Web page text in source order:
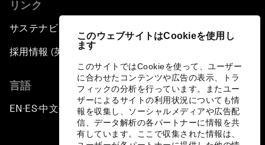
このウェブサイトはCookieを使用し
ます
このサイトではCookieを使って、ユーザー
に合わせたコンテンツや広告の表示、トラ
フィックの分析を行っています。またユー
ザーによるサイトの利用状況についても情
報を収集し、ソーシャルメディアや広告配
信、データ解析の各パートナーに情報を共
有しています。ここで収集された情報は、
リンク
サステナビリティへの取り組み
採用情報 (英語のみ)
言語
EN ▪ES▪中文▪ 日本語